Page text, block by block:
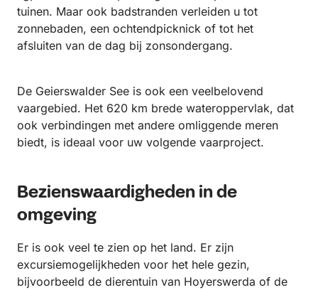
tuinen. Maar ook badstranden verleiden u tot
zonnebaden, een ochtendpicknick of tot het
afsluiten van de dag bij zonsondergang.
De Geierswalder See is ook een veelbelovend
vaargebied. Het 620 km brede wateroppervlak, dat
ook verbindingen met andere omliggende meren
biedt, is ideaal voor uw volgende vaarproject.
Bezienswaardigheden in de
omgeving
Er is ook veel te zien op het land. Er zijn
excursiemogelijkheden voor het hele gezin,
bijvoorbeeld de dierentuin van Hoyerswerda of de